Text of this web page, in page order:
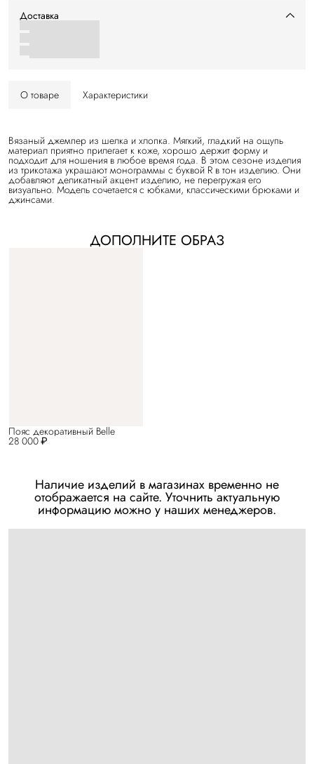
Доставка
О товаре Характеристики
Вязаный джемпер из шелка и хлопка. Мягкий, гладкий на ощупь
материал приятно прилегает к коже, хорошо держит форму и
подходит для ношения в любое время года. В этом сезоне изделия
из трикотажа украшают монограммы с буквой R в тон изделию. Они
добавляют деликатный акцент изделию, не перегружая его
визуально. Модель сочетается с юбками, классическими брюками и
джинсами.
ДОПОЛНИТЕ ОБРАЗ
28 000 ₽
Пояс декоративный Belle
Наличие изделий в магазинах временно не
отображается на сайте. Уточнить актуальную
информацию можно у наших менеджеров.